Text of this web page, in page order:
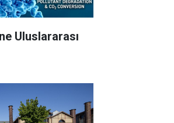
Uluslararası